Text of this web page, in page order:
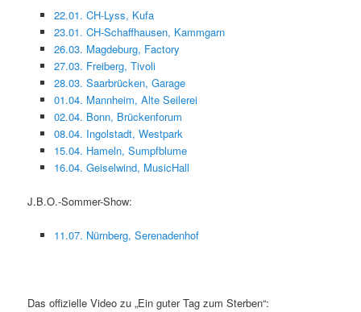
22.01. CH-Lyss, Kufa
23.01. CH-Schaffhausen, Kammgarn
26.03. Magdeburg, Factory
27.03. Freiberg, Tivoli
28.03. Saarbrücken, Garage
01.04. Mannheim, Alte Seilerei
02.04. Bonn, Brückenforum
08.04. Ingolstadt, Westpark
15.04. Hameln, Sumpfblume
16.04. Geiselwind, MusicHall
J.B.O.-Sommer-Show:
11.07. Nürnberg, Serenadenhof
Das offizielle Video zu „Ein guter Tag zum Sterben“: